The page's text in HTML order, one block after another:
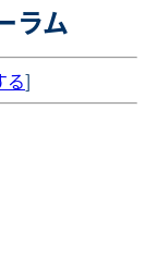
ラム
る]